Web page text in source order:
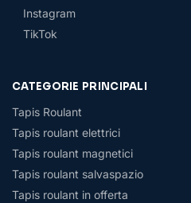
Instagram
TikTok
CATEGORIE PRINCIPALI
Tapis Roulant
Tapis roulant elettrici
Tapis roulant magnetici
Tapis roulant salvaspazio
Tapis roulant in offerta